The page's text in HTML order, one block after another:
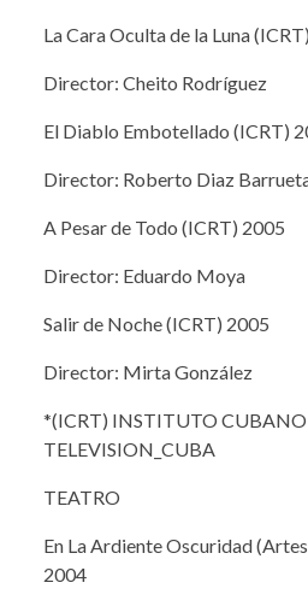
La Cara Oculta de la Luna
Director: Cheito Rodríguez
El Diablo Embotellado (ICRT)
Director: Roberto Diaz
A Pesar de Todo (ICRT) 2005
Director: Eduardo Moya
Salir de Noche (ICRT) 2005
Director: Mirta González
*(ICRT) INSTITUTO CUBANO
TELEVISION_CUBA
TEATRO
En La Ardiente Oscuridad
2004